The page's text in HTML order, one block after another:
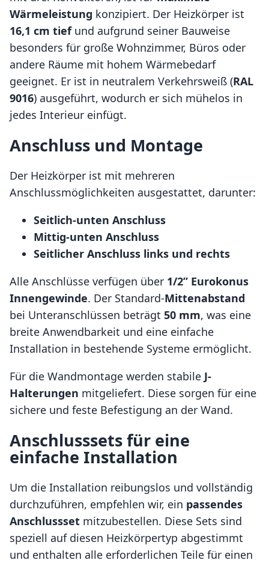
Wärmeleistung konzipiert. Der Heizkörper ist
16,1 cm tiefund aufgrund seiner Bauweise
besonders für große Wohnzimmer, Büros oder
andere Räume mit hohem Wärmebedarf
geeignet. Er ist in neutralem Verkehrsweiß (RAL
9016) ausgeführt, wodurch er sich mühelos in
jedes Interieur einfügt.
Anschluss und Montage
Der Heizkörper ist mit mehreren
Anschlussmöglichkeiten ausgestattet, darunter:
Seitlich-unten Anschluss
Mittig-unten Anschluss
Seitlicher Anschluss links und rechts
Alle Anschlüsse verfügen über 1/2” Eurokonus
Innengewinde. Der Standard-Mittenabstand
bei Unteranschlüssen beträgt 50 mm, was eine
breite Anwendbarkeit und eine einfache
Installation in bestehende Systeme ermöglicht.
Für die Wandmontage werden stabile J-
Halterungen mitgeliefert. Diese sorgen für eine
sichere und feste Befestigung an der Wand.
Anschlusssets für eine
einfache Installation
Um die Installation reibungslos und vollständig
durchzuführen, empfehlen wir, ein passendes
Anschlussset mitzubestellen. Diese Sets sind
speziell auf diesen Heizkörpertyp abgestimmt
und enthalten alle erforderlichen Teile für einen